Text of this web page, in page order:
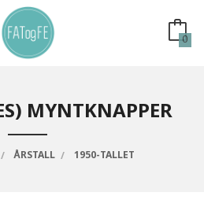
0
MYNTKNAPPER
ÅRSTALL 1950-TALLET